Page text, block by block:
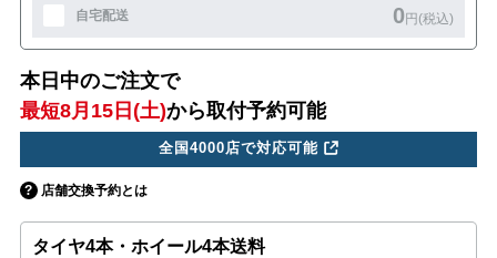
自宅配送 0円(税込)
本日中のご注文で
最短8月15日(土)から取付予約可能
全国4000店で対応可能
店舗交換予約とは
タイヤ4本・ホイール4本送料